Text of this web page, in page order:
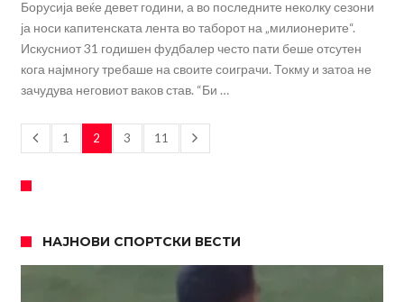
Борусија веќе девет години, а во последните неколку сезони
ја носи капитенската лента во таборот на „милионерите“.
Искусниот 31 годишен фудбалер често пати беше отсутен
кога најмногу требаше на своите соиграчи. Токму и затоа не
зачудува неговиот ваков став. “Би …
1 2 3 11
НАЈНОВИ СПОРТСКИ ВЕСТИ